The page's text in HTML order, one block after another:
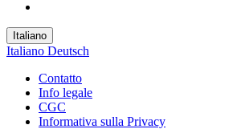
Italiano
Italiano Deutsch
Contatto
Info legale
CGC
Informativa sulla Privacy